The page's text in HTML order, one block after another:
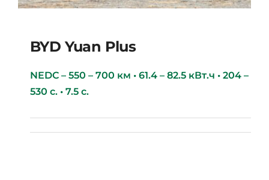
BYD Yuan Plus
BYD Yuan Plus
NEDC – 550 – 700 км • 61.4 – 82.5 кВт.ч • 204 –
530 с. • 7.5 с.